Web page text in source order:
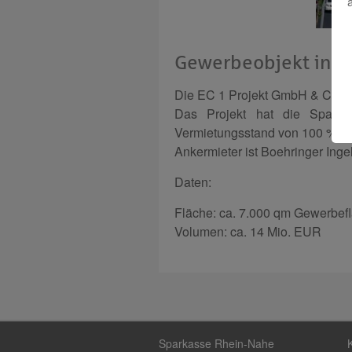
Gewerbeobjekt in
Die EC 1 Projekt GmbH & Co.
Das Projekt hat die
Vermietungsstand von 100 %.
Ankermieter ist Boehringer
Daten:
Fläche: ca. 7.000 qm
Volumen: ca. 14 Mio. EUR
Sparkasse Rhein-Nahe